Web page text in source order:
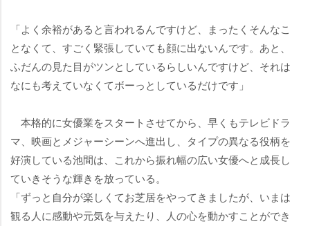
「よく余裕があると言われるんですけど、まったくそんなこ
となくて、すごく緊張していても顔に出ないんです。あと、
ふだんの見た目がツンとしているらしいんですけど、それは
なにも考えていなくてボーっとしているだけです」
本格的に女優業をスタートさせてから、早くもテレビドラ
マ、映画とメジャーシーンへ進出し、タイプの異なる役柄を
好演している池間は、これから振れ幅の広い女優へと成長し
ていきそうな輝きを放っている。
「ずっと自分が楽しくてお芝居をやってきましたが、いまは
観る人に感動や元気を与えたり、人の心を動かすことができ